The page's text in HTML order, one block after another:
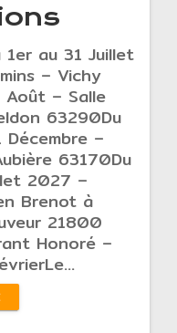
au 31 Juillet
– Vichy
– Salle
63290Du
Décembre –
63170Du
2027 –
Brenot à
21800
Honoré –